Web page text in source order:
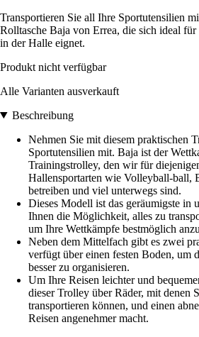
Transportieren Sie all Ihre Sportutensilien
Rolltasche Baja von Errea, die sich ideal
in der Halle eignet.
Produkt nicht verfügbar
Alle Varianten ausverkauft
Beschreibung
Nehmen Sie mit diesem praktischen
Sportutensilien mit. Baja ist der
Trainingstrolley, den wir für
Hallensportarten wie Volleyball-ball,
betreiben und viel unterwegs sind.
Dieses Modell ist das geräumigste in
Ihnen die Möglichkeit, alles zu
um Ihre Wettkämpfe bestmöglich
Neben dem Mittelfach gibt es zwei
verfügt über einen festen Boden, um
besser zu organisieren.
Um Ihre Reisen leichter und
dieser Trolley über Räder, mit denen
transportieren können, und einen
Reisen angenehmer macht.